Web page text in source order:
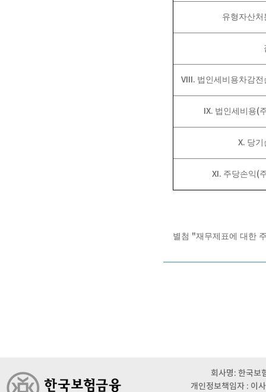
유형자산처
VIII. 법인세비용차감전
IX. 법인세비용(
X. 당기
XI. 주당손익 (
별첨 "재무제표에 대한
회사명: 한국보
개인정보책임자 :